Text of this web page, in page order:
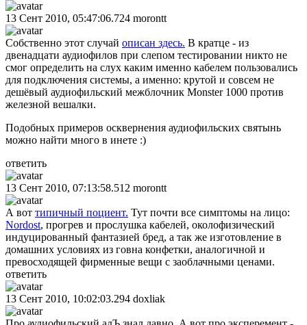
13 Сент 2010, 05:47:06.724 morontt
Собственно этот случай описан здесь. В кратце - из
двенадцати аудиофилов при слепом тестировании никто не
смог определить на слух каким именно кабелем пользовались
для подключения системы, а именно: крутой и совсем не
дешёвый аудиофильский межблочник Monster 1000 против
железной вешалки.
Подобных примеров осквернения аудиофильских святынь
можно найти много в инете :)
ответить
13 Сент 2010, 07:13:58.512 morontt
А вот типичный поциент. Тут почти все симптомы на лицо:
Nordоst, прогрев и прослушка кабелей, околофизический
индуцированный фантазией бред, а так же изготовление в
домашних условиях из говна конфетки, аналогичной и
превосходящей фирменные вещи с заоблачными ценами.
ответить
13 Сент 2010, 10:02:03.294 doxliak